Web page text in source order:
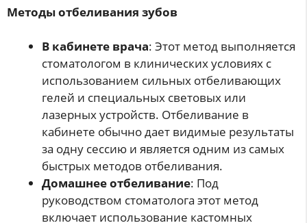
Методы отбеливания зубов
В кабинете врача: Этот метод выполняется
стоматологом в клинических условиях с
использованием сильных отбеливающих
гелей и специальных световых или
лазерных устройств. Отбеливание в
кабинете обычно дает видимые результаты
за одну сессию и является одним из самых
быстрых методов отбеливания.
Домашнее отбеливание: Под
руководством стоматолога этот метод
включает использование кастомных